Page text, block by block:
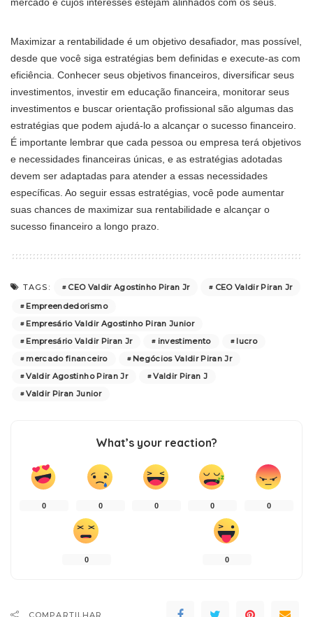
Maximizar a rentabilidade é um objetivo desafiador, mas possível,
desde que você siga estratégias bem definidas e execute-as com
eficiência. Conhecer seus objetivos financeiros, diversificar seus
investimentos, investir em educação financeira, monitorar seus
investimentos e buscar orientação profissional são algumas das
estratégias que podem ajudá-lo a alcançar o sucesso financeiro.
É importante lembrar que cada pessoa ou empresa terá objetivos
e necessidades financeiras únicas, e as estratégias adotadas
devem ser adaptadas para atender a essas necessidades
específicas. Ao seguir essas estratégias, você pode aumentar
suas chances de maximizar sua rentabilidade e alcançar o
sucesso financeiro a longo prazo.
TAGS: CEO Valdir Agostinho Piran Jr
CEO Valdir Piran Jr
Empreendedorismo
Empresário Valdir Agostinho Piran Junior
Empresário Valdir Piran Jr
investimento
lucro
mercado financeiro
Negócios Valdir Piran Jr
Valdir Agostinho Piran Jr
Valdir Piran J
Valdir Piran Junior
What’s your reaction?
0 0 0 0 0
0 0
COMPARTILHAR